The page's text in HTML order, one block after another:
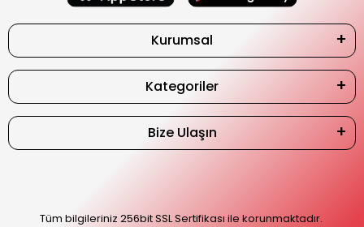
Kurumsal
Kategoriler
Bize Ulaşın
Tüm bilgileriniz 256bit SSL Sertifikası ile korunmaktadır.